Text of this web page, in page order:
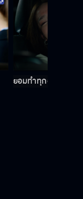
ยอมทำทุกอย่าง สุด